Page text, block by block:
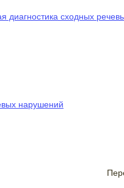
диагностика сходных
нарушений